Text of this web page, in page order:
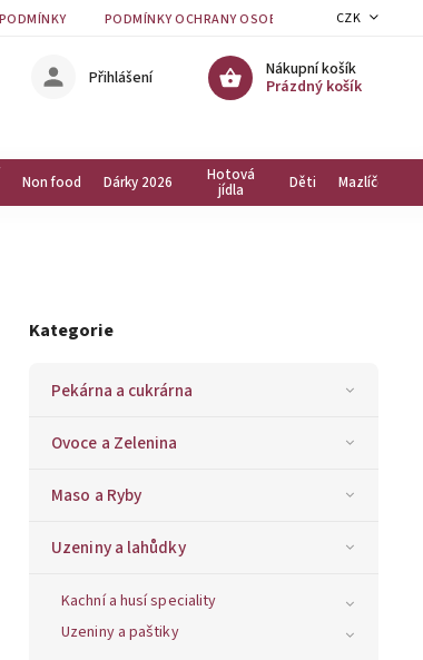
PODMÍNKY OCHRANY OSOBNÍCH ÚDAJŮ
CZK
Nákupní košík
Prázdný košík
Přihlášení
Non food Dárky 2026 Hotová
jídla Děti Mazlíčci
Kategorie
Pekárna a cukrárna
Ovoce a Zelenina
Maso a Ryby
Uzeniny a lahůdky
Kachní a husí speciality
Uzeniny a paštiky